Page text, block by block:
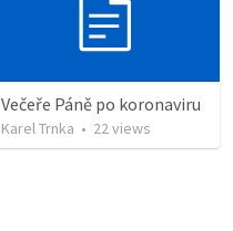
Večeře Páně po koronaviru
Karel Trnka • 22views